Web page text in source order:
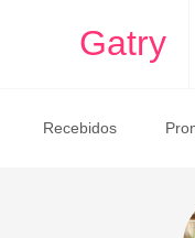
Gatry
Recebidos